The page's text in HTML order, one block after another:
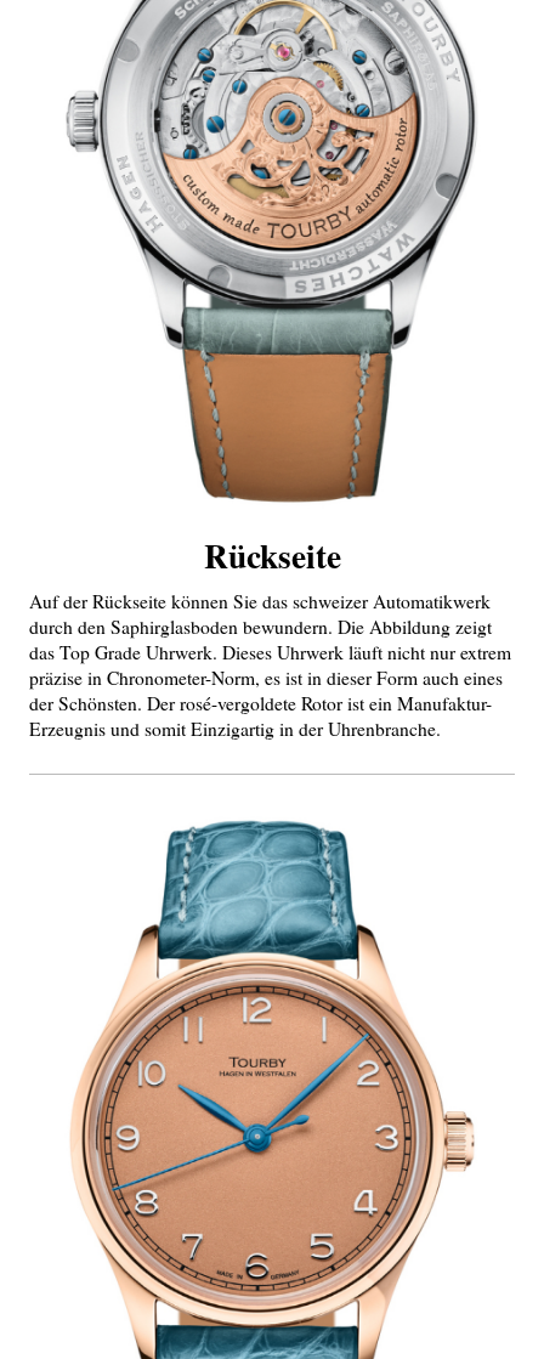
Rückseite
Auf der Rückseite können Sie das schweizer Automatikwerk
durch den Saphirglasboden bewundern. Die Abbildung zeigt
das Top Grade Uhrwerk. Dieses Uhrwerk läuft nicht nur extrem
präzise in Chronometer-Norm, es ist in dieser Form auch eines
der Schönsten. Der rosé-vergoldete Rotor ist ein Manufaktur-
Erzeugnis und somit Einzigartig in der Uhrenbranche.